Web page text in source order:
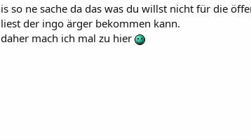
is so ne sache da das was du willst nicht für die
liest der ingo ärger bekommen kann.
daher mach ich mal zu hier